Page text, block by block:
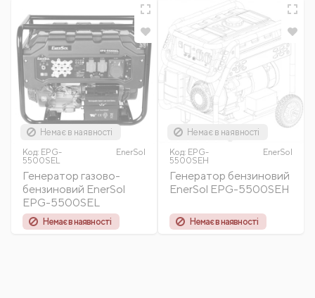
Немає в наявності
Код: EPG-
5500SEL
EnerSol
Генератор газово-
бензиновий EnerSol
EPG-5500SEL
Немає в наявності
Немає в наявності
Код: EPG-
5500SEH
EnerSol
Генератор бензиновий
EnerSol EPG-5500SEH
Немає в наявності